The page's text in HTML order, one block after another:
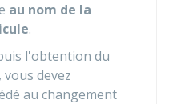
au nom de la
.
l'obtention du
devez
au changement